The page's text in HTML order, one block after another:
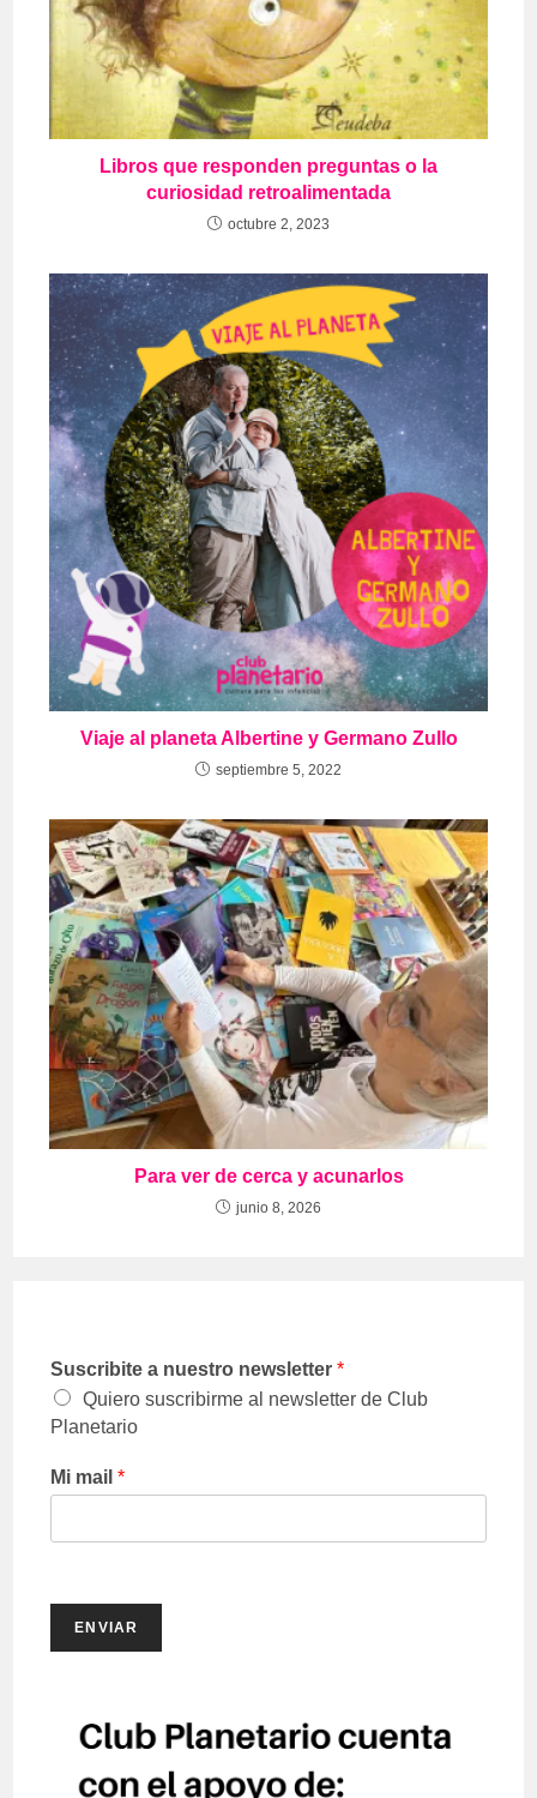
Libros que responden preguntas o la
curiosidad retroalimentada
octubre 2, 2023
Viaje al planeta Albertine y Germano Zullo
septiembre 5, 2022
Para ver de cerca y acunarlos
junio 8, 2026
Suscribite a nuestro newsletter*
Quiero suscribirme al newsletter de Club
Planetario
Mi mail*
ENVIAR